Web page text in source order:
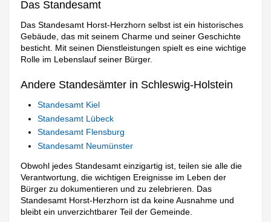
Das Standesamt
Das Standesamt Horst-Herzhorn selbst ist ein historisches
Gebäude, das mit seinem Charme und seiner Geschichte
besticht. Mit seinen Dienstleistungen spielt es eine wichtige
Rolle im Lebenslauf seiner Bürger.
Andere Standesämter in Schleswig-Holstein
Standesamt Kiel
Standesamt Lübeck
Standesamt Flensburg
Standesamt Neumünster
Obwohl jedes Standesamt einzigartig ist, teilen sie alle die
Verantwortung, die wichtigen Ereignisse im Leben der
Bürger zu dokumentieren und zu zelebrieren. Das
Standesamt Horst-Herzhorn ist da keine Ausnahme und
bleibt ein unverzichtbarer Teil der Gemeinde.